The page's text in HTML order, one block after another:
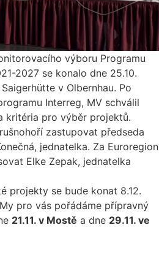
výboru Programu
2027 se konalo dne 25.10.
v Olbernhau. Po
Interreg, MV schválil
kritéria pro výběr projektů.
zastupovat předseda
jednatelka. Za Euroregion
Elke Zepak, jednatelka
projekty se bude konat 8.12.
pro vás pořádáme přípravný
21.11. v Mostě a dne 29.11. ve